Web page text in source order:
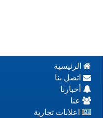
الرئيسية
اتصل بنا
أخبارنا
عنا
اعلانات تجارية